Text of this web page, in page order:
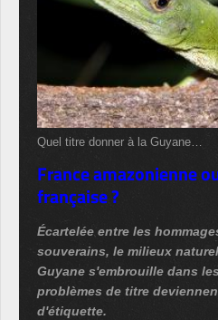
Quel titre donner à la Guyane…
France amazonienne
française ?
Écartelée entre les
souverains, le milieux
Guyane s'embrouille dans
problèmes de titre
d'étiquette.